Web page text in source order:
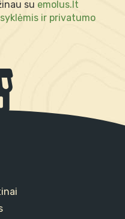
su emolus.lt
ir privatumo